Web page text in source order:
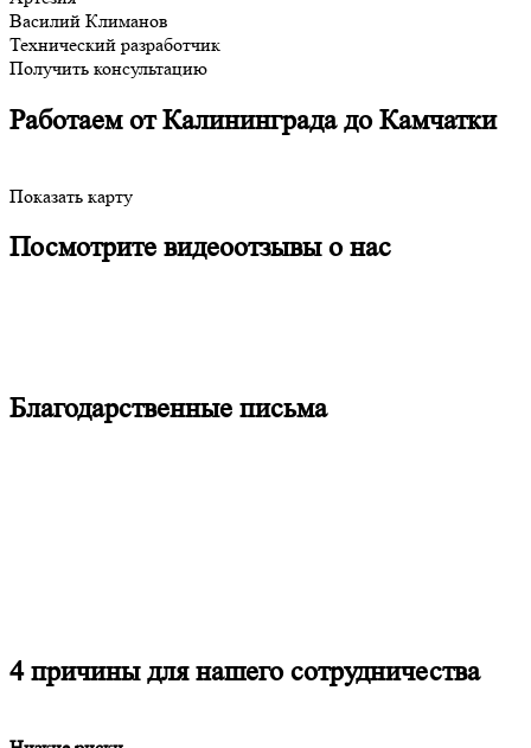
Василий Климанов
Технический разработчик
Получить консультацию
Работаем от Калининграда до Камчатки
Показать карту
Посмотрите видеоотзывы о нас
Благодарственные письма
4 причины для нашего сотрудничества